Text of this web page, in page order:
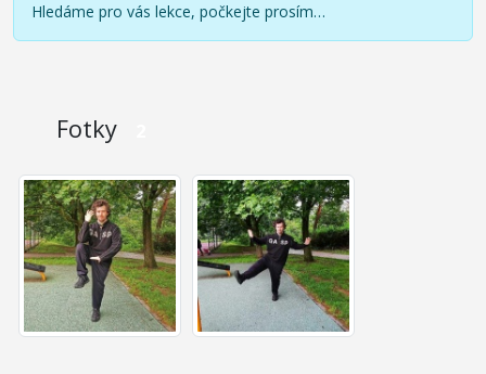
Hledáme pro vás lekce, počkejte prosím…
Fotky